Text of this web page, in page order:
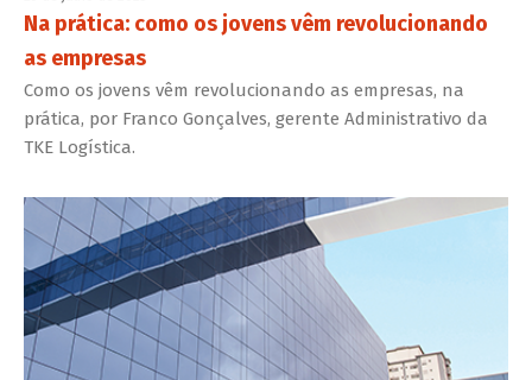
Na prática: como os jovens vêm revolucionando
as empresas
Como os jovens vêm revolucionando as empresas, na
prática, por Franco Gonçalves, gerente Administrativo da
TKE Logística.